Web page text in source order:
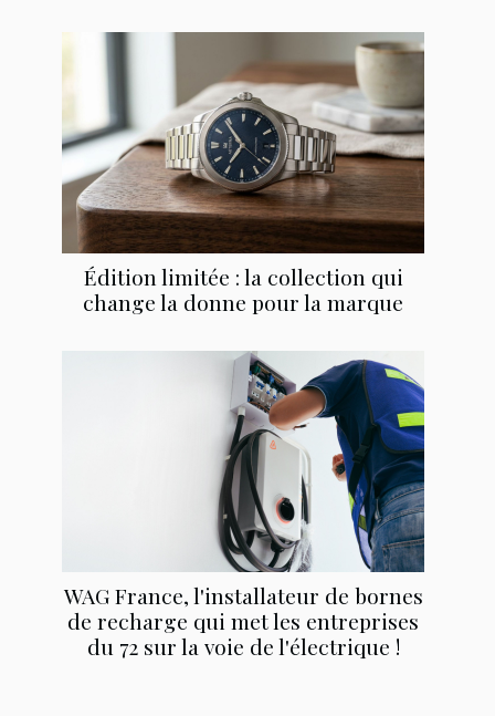
Édition limitée : la collection qui
change la donne pour la marque
WAG France, l'installateur de bornes
de recharge qui met les entreprises
du 72 sur la voie de l'électrique !